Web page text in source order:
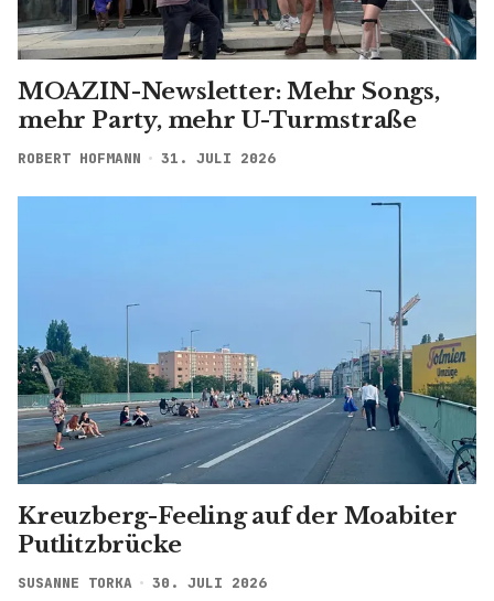
MOAZIN-Newsletter: Mehr Songs,
mehr Party, mehr U-Turmstraße
ROBERT HOFMANN 31. JULI 2026
Kreuzberg-Feeling auf der Moabiter
Putlitzbrücke
SUSANNE TORKA 30. JULI 2026